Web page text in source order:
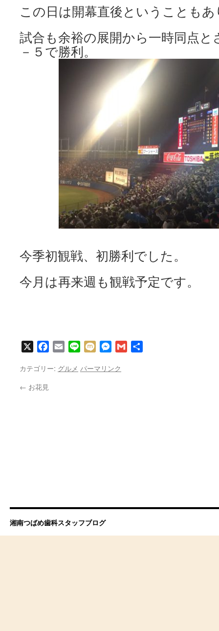
この日は開幕直後ということも
試合も余裕の展開から一時同点と
－５で勝利。
今季初観戦、初勝利でした。
今月は再来週も観戦予定です。
X Facebook
Email Line Mixi Messenger
Gmail
カテゴリー: グルメ パーマリンク
← お花見
湘南つばめ歯科スタッフブログ